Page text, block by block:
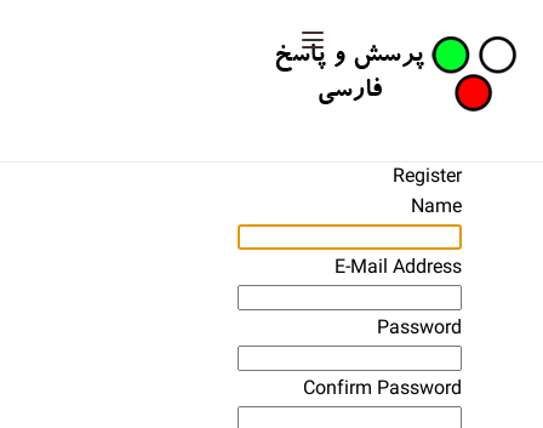
Register
Name
E-Mail Address
Password
Confirm Password